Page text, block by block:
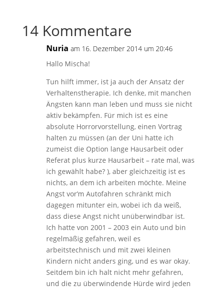
14 Kommentare
Nuria am 16. Dezember 2014 um 20:46
Hallo Mischa!
Tun hilft immer, ist ja auch der Ansatz der
Verhaltenstherapie. Ich denke, mit manchen
Ängsten kann man leben und muss sie nicht
aktiv bekämpfen. Für mich ist es eine
absolute Horrorvorstellung, einen Vortrag
halten zu müssen (an der Uni hatte ich
zumeist die Option lange Hausarbeit oder
Referat plus kurze Hausarbeit – rate mal, was
ich gewählt habe? ), aber gleichzeitig ist es
nichts, an dem ich arbeiten möchte. Meine
Angst vor’m Autofahren schränkt mich
dagegen mitunter ein, wobei ich da weiß,
dass diese Angst nicht unüberwindbar ist.
Ich hatte von 2001 – 2003 ein Auto und bin
regelmäßig gefahren, weil es
arbeitstechnisch und mit zwei kleinen
Kindern nicht anders ging, und es war okay.
Seitdem bin ich halt nicht mehr gefahren,
und die zu überwindende Hürde wird jeden